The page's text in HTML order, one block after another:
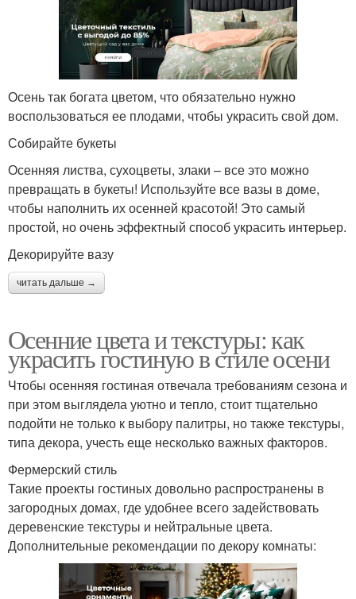
Осень так богата цветом, что обязательно нужно
воспользоваться ее плодами, чтобы украсить свой дом.
Собирайте букеты
Осенняя листва, сухоцветы, злаки – все это можно
превращать в букеты! Используйте все вазы в доме,
чтобы наполнить их осенней красотой! Это самый
простой, но очень эффектный способ украсить интерьер.
Декорируйте вазу
читать дальше →
Осенние цвета и текстуры: как
украсить гостиную в стиле осени
Чтобы осенняя гостиная отвечала требованиям сезона и
при этом выглядела уютно и тепло, стоит тщательно
подойти не только к выбору палитры, но также текстуры,
типа декора, учесть еще несколько важных факторов.
Фермерский стиль
Такие проекты гостиных довольно распространены в
загородных домах, где удобнее всего задействовать
деревенские текстуры и нейтральные цвета.
Дополнительные рекомендации по декору комнаты: